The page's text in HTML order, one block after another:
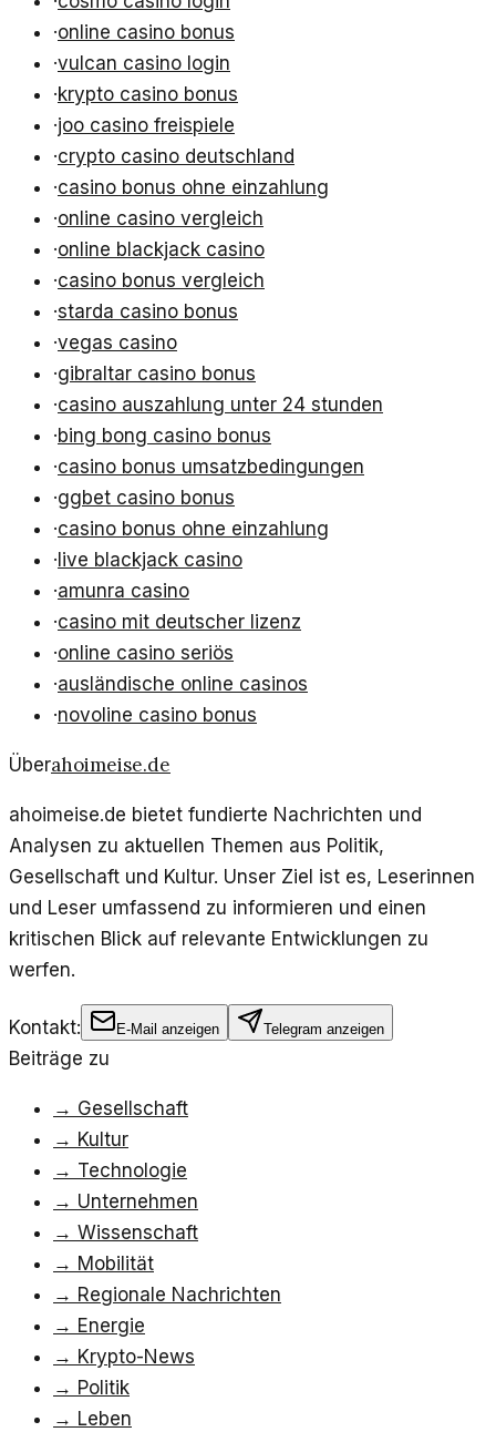
·online casino bonus
·vulcan casino login
·krypto casino bonus
·joo casino freispiele
·crypto casino deutschland
·casino bonus ohne einzahlung
·online casino vergleich
·online blackjack casino
·casino bonus vergleich
·starda casino bonus
·vegas casino
·gibraltar casino bonus
·casino auszahlung unter 24 stunden
·bing bong casino bonus
·casino bonus umsatzbedingungen
·ggbet casino bonus
·casino bonus ohne einzahlung
· live blackjack casino
·amunra casino
·casino mit deutscher lizenz
·online casino seriös
·ausländische online casinos
·novoline casino bonus
Überahoimeise.de
ahoimeise.de bietet fundierte Nachrichten und
Analysen zu aktuellen Themen aus Politik,
Gesellschaft und Kultur. Unser Ziel ist es, Leserinnen
und Leser umfassend zu informieren und einen
kritischen Blick auf relevante Entwicklungen zu
werfen.
Kontakt: E-Mail anzeigen Telegram anzeigen
Beiträge zu
→ Gesellschaft
→ Kultur
→ Technologie
→ Unternehmen
→ Wissenschaft
→ Mobilität
→ Regionale Nachrichten
→ Energie
→ Krypto-News
→ Politik
→ Leben